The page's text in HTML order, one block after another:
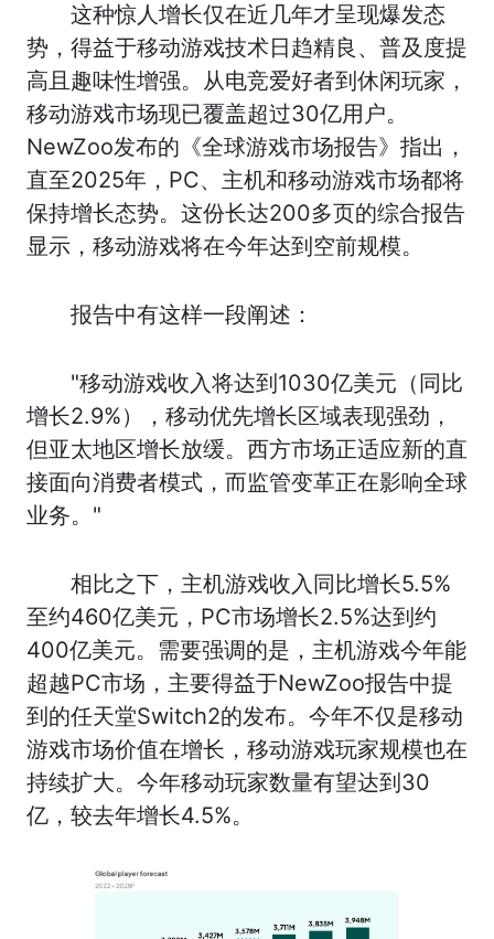
这种惊人增长仅在近几年才呈现爆发态
势，得益于移动游戏技术日趋精良、普及度提
高且趣味性增强。从电竞爱好者到休闲玩家，
移动游戏市场现已覆盖超过30亿用户。
NewZoo发布的《全球游戏市场报告》指出，
直至2025年，PC、主机和移动游戏市场都将
保持增长态势。这份长达200多页的综合报告
显示，移动游戏将在今年达到空前规模。
报告中有这样一段阐述：
"移动游戏收入将达到1030亿美元（同比
增长2.9%），移动优先增长区域表现强劲，
但亚太地区增长放缓。西方市场正适应新的直
接面向消费者模式，而监管变革正在影响全球
业务。"
相比之下，主机游戏收入同比增长5.5%
至约460亿美元，PC市场增长2.5%达到约
400亿美元。需要强调的是，主机游戏今年能
超越PC市场，主要得益于NewZoo报告中提
到的任天堂Switch2的发布。今年不仅是移动
游戏市场价值在增长，移动游戏玩家规模也在
持续扩大。今年移动玩家数量有望达到30
亿，较去年增长4.5%。